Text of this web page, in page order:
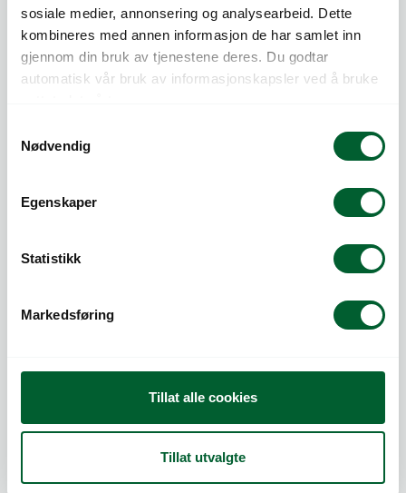
sosiale medier, annonsering og analysearbeid. Dette
kombineres med annen informasjon de har samlet inn
gjennom din bruk av tjenestene deres. Du godtar
automatisk vår bruk av informasjonskapsler ved å bruke
Nødvendig
Egenskaper
Statistikk
Markedsføring
Tillat alle cookies
Tillat utvalgte